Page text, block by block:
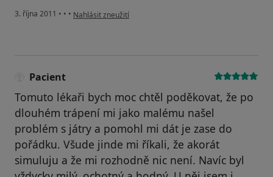
3. října 2011 • • • podle názoru uživatele Pacient
Nahlásit zneužití
Pacient
Tomuto lékaři bych moc chtěl poděkovat, že po
dlouhém trápení mi jako malému našel
problém s játry a pomohl mi dát je zase do
pořádku. Všude jinde mi říkali, že akorát
simuluju a že mi rozhodně nic není. Navíc byl